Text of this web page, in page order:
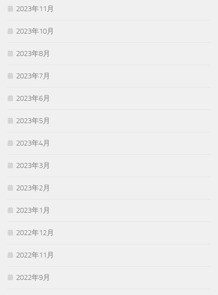
2023年11月
2023年10月
2023年8月
2023年7月
2023年6月
2023年5月
2023年4月
2023年3月
2023年2月
2023年1月
2022年12月
2022年11月
2022年9月